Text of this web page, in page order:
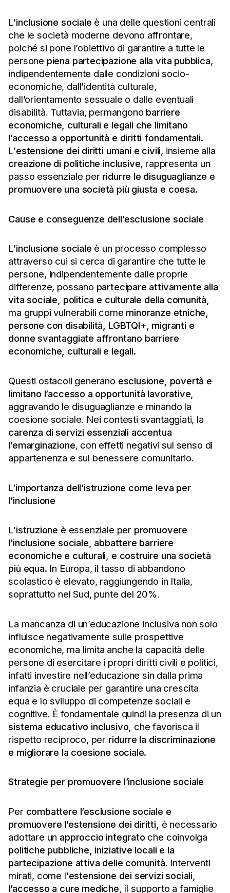
L’inclusione sociale è una delle questioni centrali
che le società moderne devono affrontare,
poiché si pone l’obiettivo di garantire a tutte le
persone piena partecipazione alla vita pubblica,
indipendentemente dalle condizioni socio-
economiche, dall’identità culturale,
dall’orientamento sessuale o dalle eventuali
disabilità. Tuttavia, permangono barriere
economiche, culturali e legali che limitano
l’accesso a opportunità e diritti fondamentali.
L’estensione dei diritti umani e civili, insieme alla
creazione di politiche inclusive, rappresenta un
passo essenziale per ridurre le disuguaglianze e
promuovere una società più giusta e coesa.
Cause e conseguenze dell’esclusione sociale
L’inclusione sociale è un processo complesso
attraverso cui si cerca di garantire che tutte le
persone, indipendentemente dalle proprie
differenze, possano partecipare attivamente alla
vita sociale, politica e culturale della comunità
ma gruppi vulnerabili come minoranze etniche,
persone con disabilità, LGBTQI+, migranti e
donne svantaggiate affrontano barriere
economiche, culturali e legali.
Questi ostacoli generano esclusione, povertà e
limitano l’accesso a opportunità lavorative,
aggravando le disuguaglianze e minando la
coesione sociale. Nei contesti svantaggiati, la
carenza di servizi essenziali accentua
l’emarginazione, con effetti negativi sul senso di
appartenenza e sul benessere comunitario.
L’importanza dell’istruzione come leva per
l’inclusione
L’istruzione è essenziale per promuovere
l’inclusione sociale, abbattere barriere
economiche e culturali, e costruire una società
più equa. In Europa, il tasso di abbandono
scolastico è elevato, raggiungendo in Italia,
soprattutto nel Sud, punte del 20%.
La mancanza di un’educazione inclusiva non solo
influisce negativamente sulle prospettive
economiche, ma limita anche la capacità delle
persone di esercitare i propri diritti civili e politici,
infatti investire nell’educazione sin dalla prima
infanzia è cruciale per garantire una crescita
equa e lo sviluppo di competenze sociali e
cognitive. È fondamentale quindi la presenza di un
sistema educativo inclusivo, che favorisca il
rispetto reciproco, per ridurre la discriminazione
e migliorare la coesione sociale.
Strategie per promuovere l’inclusione sociale
Per combattere l’esclusione sociale e
promuovere l’estensione dei diritti, è necessario
adottare un approccio integrato che coinvolga
politiche pubbliche, iniziative locali e la
partecipazione attiva delle comunità. Interventi
mirati, come l’estensione dei servizi sociali,
l’accesso a cure mediche, il supporto a famiglie